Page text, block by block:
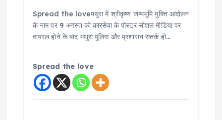
Spread the loveमथुरा में श्रीकृष्ण जन्मभूमि मुक्ति आंदोलन
के नाम पर 9 अगस्त को कारसेवा के पोस्टर सोशल मीडिया पर
वायरल होने के बाद मथुरा पुलिस और प्रशासन सतर्क हो…
Spread the love